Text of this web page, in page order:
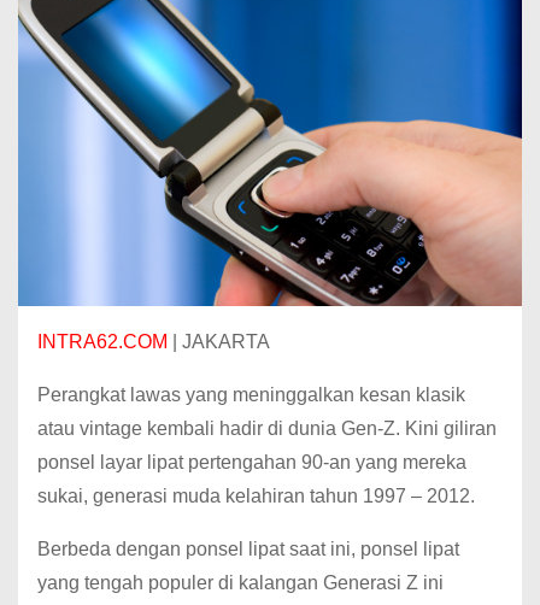
INTRA62.COM | JAKARTA
Perangkat lawas yang meninggalkan kesan klasik
atau vintage kembali hadir di dunia Gen-Z. Kini giliran
ponsel layar lipat pertengahan 90-an yang mereka
sukai, generasi muda kelahiran tahun 1997 – 2012.
Berbeda dengan ponsel lipat saat ini, ponsel lipat
yang tengah populer di kalangan Generasi Z ini